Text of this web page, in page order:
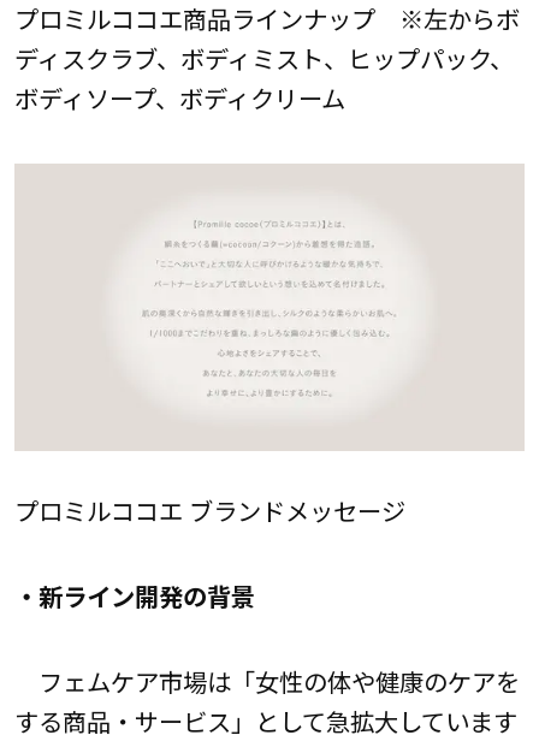
プロミルココエ商品ラインナップ ※左からボ
ディスクラブ、ボディミスト、ヒップパック、
ボディソープ、ボディクリーム
プロミルココエ ブランドメッセージ
・新ライン開発の背景
フェムケア市場は「女性の体や健康のケアを
する商品・サービス」として急拡大しています